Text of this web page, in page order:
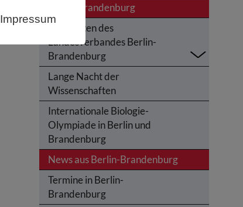
Impressum
Berlin-Brandenburg
Aktivitäten des
Landesverbandes Berlin-
Brandenburg
Lange Nacht der
Wissenschaften
Internationale Biologie-
Olympiade in Berlin und
Brandenburg
News aus Berlin-Brandenburg
Termine in Berlin-
Brandenburg